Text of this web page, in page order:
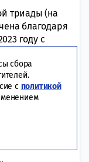
триады (на
благодаря
году с
попало в
проезда.
свободное
властями
где
сбора
с политикой